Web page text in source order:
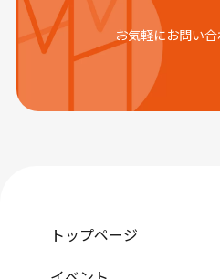
お気軽にお問い
トップページ